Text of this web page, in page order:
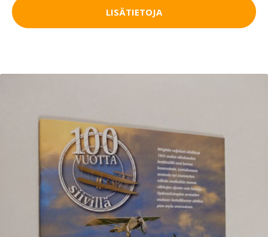
LISÄTIETOJA